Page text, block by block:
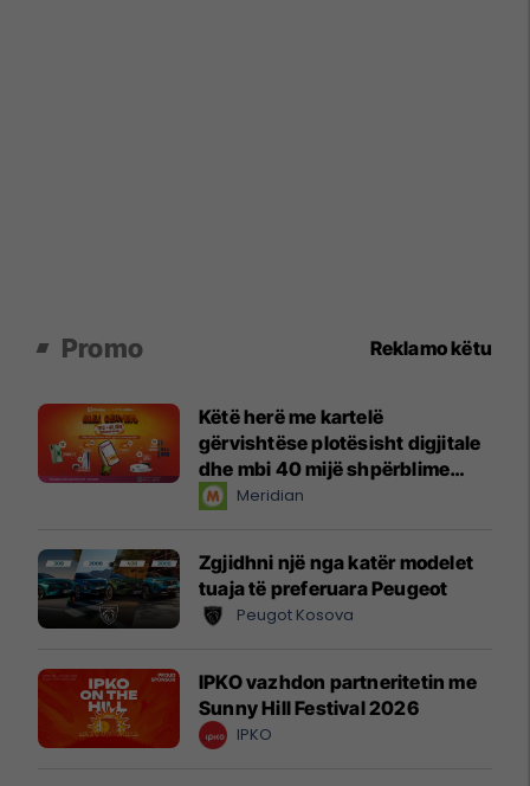
Promo Reklamo këtu
Këtë herë me kartelë
gërvishtëse plotësisht digjitale
dhe mbi 40 mijë shpërblime
instant!Meridian
Zgjidhni një nga katër modelet
tuaja të preferuara Peugeot
Peugot Kosova
IPKO vazhdon partneritetin me
Sunny Hill Festival 2026
IPKO